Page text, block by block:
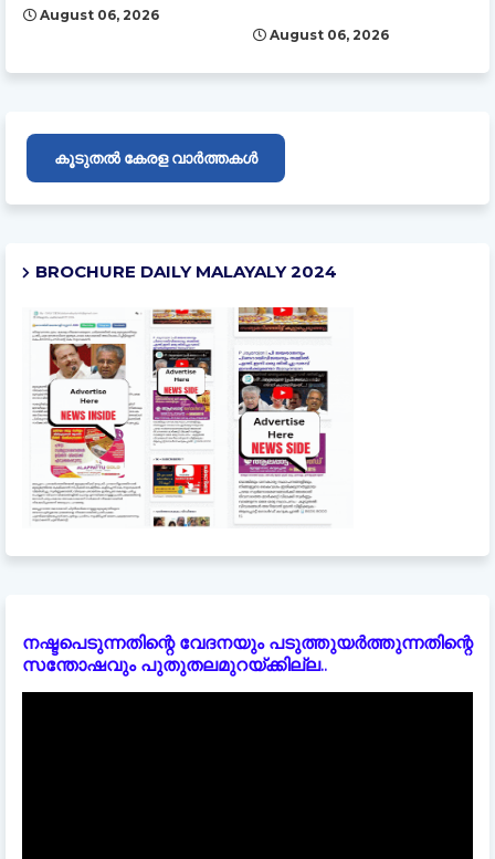
August 06, 2026
August 06, 2026
കൂടുതൽ കേരള വാർത്തകൾ
BROCHURE DAILY MALAYALY 2024
നഷ്ടപെടുന്നതിന്റെ വേദനയും പടുത്തുയർത്തുന്നതിന്റെ
സന്തോഷവും പുതുതലമുറയ്ക്കില്ല..